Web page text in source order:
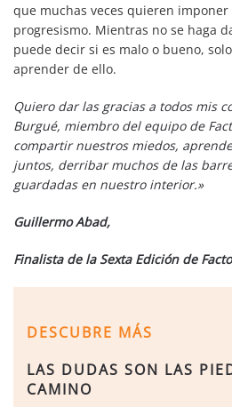
que muchas veces quieren
progresismo. Mientras no se haga
puede decir si es malo o bueno,
aprender de ello.
Quiero dar las gracias a todos mis
Burgué, miembro del equipo de
compartir nuestros miedos,
juntos, derribar muchos de las
guardadas en nuestro interior.»
Guillermo Abad,
Finalista de la Sexta Edición de
DESCUBRE MÁS
LAS DUDAS SON LAS
CAMINO